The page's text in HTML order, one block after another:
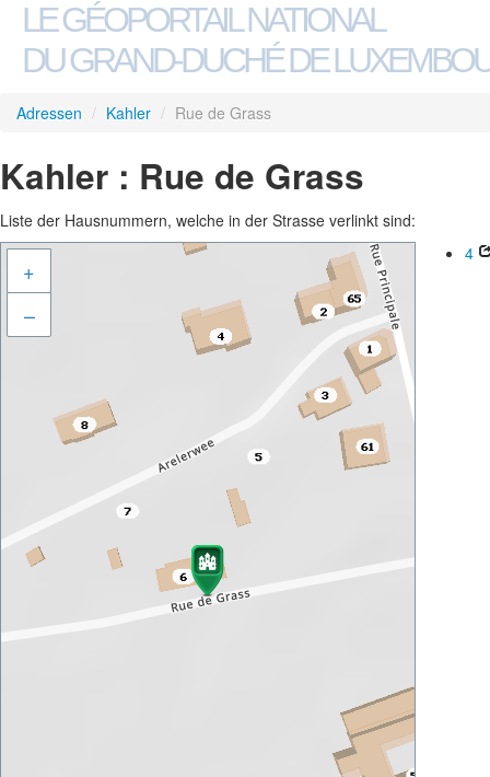
LE GÉOPORTAIL NATIONAL
DU GRAND-DUCHÉ DE
Adressen / Kahler / Rue de Grass
Kahler : Rue de Grass
Liste der Hausnummern, welche in der Strasse verlinkt sind:
+
–
4